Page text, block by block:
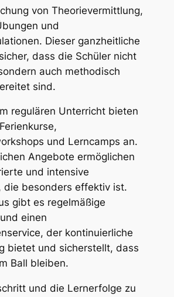
von Theorievermittlung,
und
Dieser ganzheitliche
dass die Schüler nicht
auch methodisch
sind.
regulären Unterricht bieten
und Lerncamps an.
Angebote ermöglichen
und intensive
die besonders effektiv ist.
gibt es regelmäßige
einen
der kontinuierliche
bietet und sicherstellt, dass
Ball bleiben.
und die Lernerfolge zu